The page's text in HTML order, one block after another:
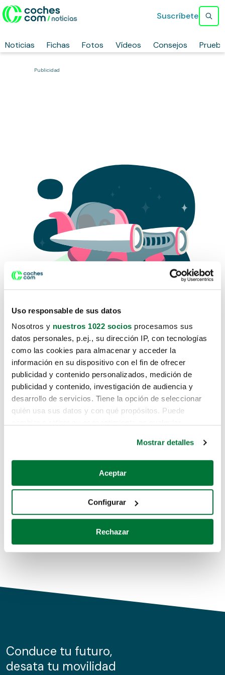
Uso responsable de sus datos
Nosotros y nuestros 1022 socios procesamos sus
datos personales, p.ej., su dirección IP, con tecnologías
como las cookies para almacenar y acceder la
información en su dispositivo con el fin de ofrecer
publicidad y contenido personalizados, medición de
publicidad y contenido, investigación de audiencia y
desarrollo de servicios. Tiene la opción de seleccionar
quién usa sus datos y con qué propósitos. Puede
Si lo permite, también quisiéramos:
Recopilar información sobre su ubicación geográfica
Identificar su dispositivo analizándolo activamente
para buscar características específicas (huellas
Obtenga más información sobre cómo se procesan sus
de cookies.
información sobre el uso que haga del sitio web con
nuestros partners de redes sociales, publicidad y análisis
Mostrar detalles
Aceptar
Configurar
Rechazar
Noticias Fichas Fotos Vídeos Consejos
Suscríbete
Publicidad
Lo sentimos, no sabemos como
te hemos traido hasta aquí.
Pero puedes encontrar el coche que estás
buscando en alguno de estos enlaces:
Coches de segunda mano
Coches de km0
Conduce tu futuro,
desata tu movilidad